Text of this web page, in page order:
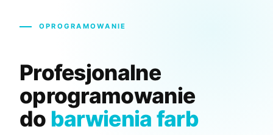
OPROGRAMOWANIE
Profesjonalne
oprogramowanie
do barwienia farb